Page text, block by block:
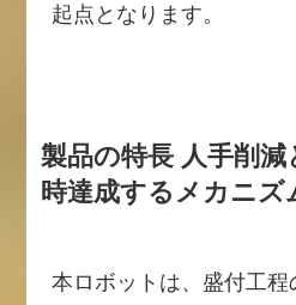
起点となります。
製品の特長 人手削減
時達成するメカニズ
本ロボットは、盛付工程